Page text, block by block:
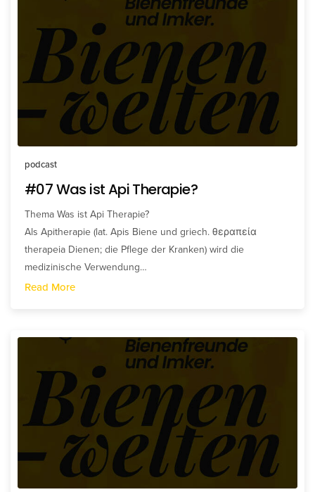
podcast
#07 Was ist Api Therapie?
Thema Was ist Api Therapie?
Als Apitherapie (lat. Apis Biene und griech. θεραπεία
therapeia Dienen; die Pflege der Kranken) wird die
medizinische Verwendung…
Read More